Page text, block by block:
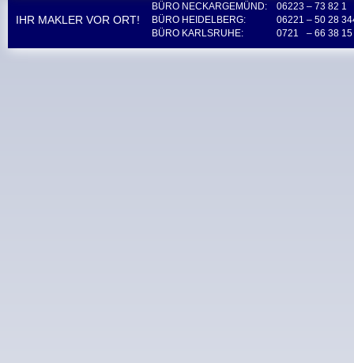
IHR MAKLER VOR ORT!
BÜRO NECKARGEMÜND: 06223 – 73 82 1
BÜRO HEIDELBERG:
06221 – 50 28
BÜRO KARLSRUHE:
0721 – 66 38